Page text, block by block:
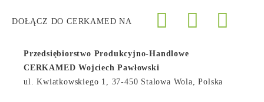
DOŁĄCZ DO CERKAMED NA
Przedsiębiorstwo Produkcyjno-Handlowe
CERKAMED Wojciech Pawłowski
ul. Kwiatkowskiego 1, 37-450 Stalowa Wola, Polska